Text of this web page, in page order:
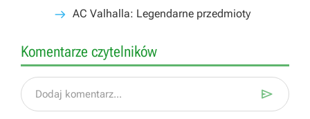
AC Valhalla: Legendarne przedmioty
Komentarze czytelników
Dodaj komentarz... 